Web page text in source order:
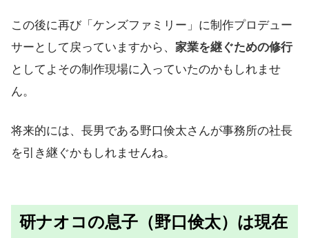
この後に再び「ケンズファミリー」に制作プロデュー
サーとして戻っていますから、 家業を継ぐための修行
としてよその制作現場に入っていたのかもしれませ
ん。
将来的には、長男である野口倹太さんが事務所の社長
を引き継ぐかもしれませんね。
研ナオコの息子（野口倹太）は現在